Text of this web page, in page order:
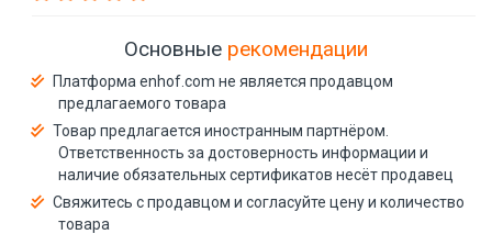
Основные рекомендации
Платформа enhof.com не является продавцом
предлагаемого товара
Товар предлагается иностранным партнёром.
Ответственность за достоверность информации и
наличие обязательных сертификатов несёт продавец
Свяжитесь с продавцом и согласуйте цену и количество
товара